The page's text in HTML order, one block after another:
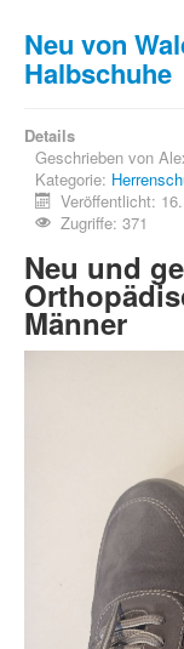
Neu von
Halbschuhe
Details
Geschrieben von
Kategorie:
Veröffentlicht:
Zugriffe: 371
Neu und
Männer